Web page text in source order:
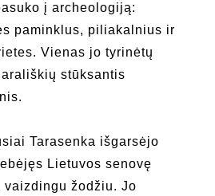
į archeologiją:
paminklus, piliakalnius ir
Vienas jo tyrinėtų
stūksantis
Tarasenka išgarsėjo
Lietuvos senovę
žodžiu. Jo